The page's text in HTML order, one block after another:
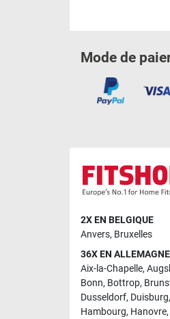
Mode de
2X EN BELGIQUE
Anvers, Bruxelles
36X EN ALLEMAGNE
Aix-la-Chapelle,
Bonn, Bottrop,
Dusseldorf, Duisburg,
Hambourg, Hanovre,